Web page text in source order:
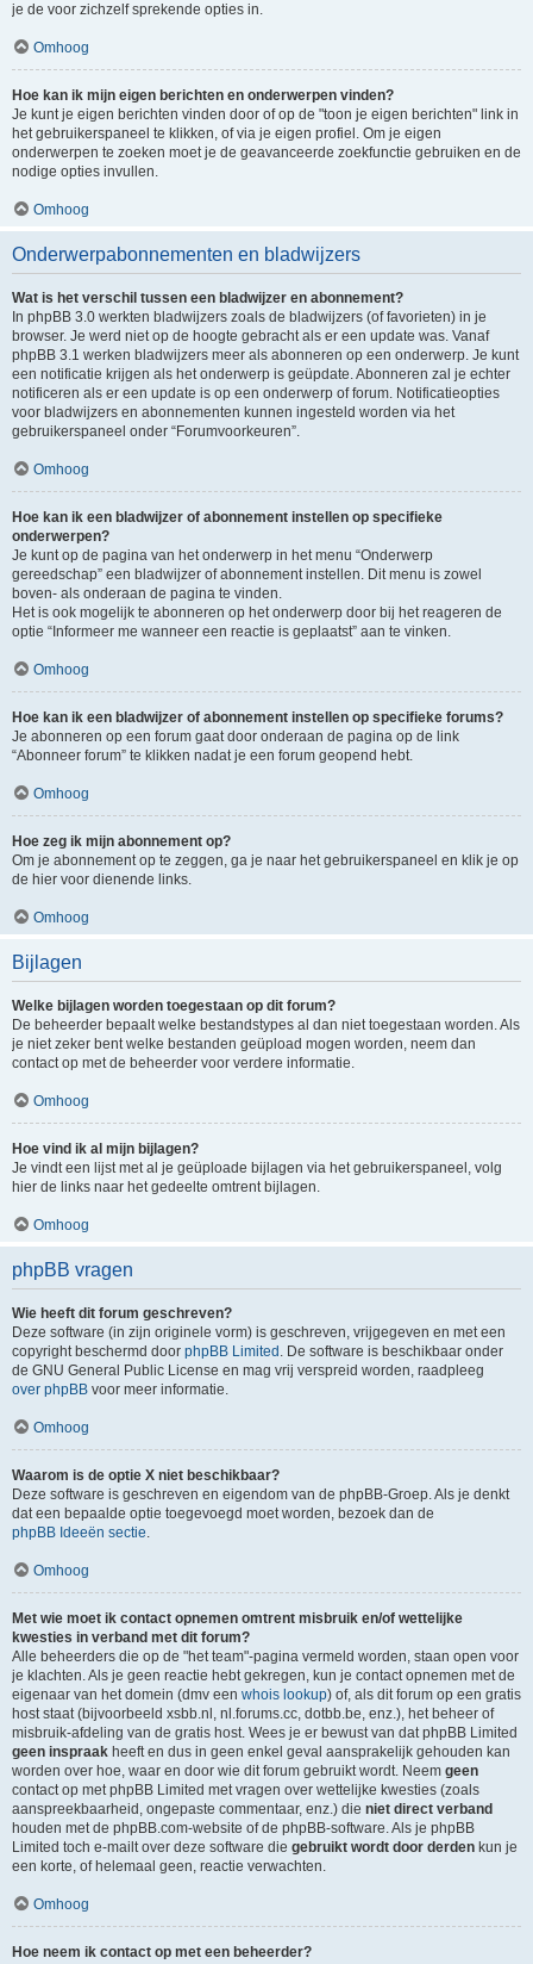
je de voor zichzelf sprekende opties in.
Omhoog
Hoe kan ik mijn eigen berichten en onderwerpen vinden?
Je kunt je eigen berichten vinden door of op de "toon je eigen berichten" link in
het gebruikerspaneel te klikken, of via je eigen profiel. Om je eigen
onderwerpen te zoeken moet je de geavanceerde zoekfunctie gebruiken en de
nodige opties invullen.
Omhoog
Onderwerpabonnementen en bladwijzers
Wat is het verschil tussen een bladwijzer en abonnement?
In phpBB 3.0 werkten bladwijzers zoals de bladwijzers (of favorieten) in je
browser. Je werd niet op de hoogte gebracht als er een update was. Vanaf
phpBB 3.1 werken bladwijzers meer als abonneren op een onderwerp. Je kunt
een notificatie krijgen als het onderwerp is geüpdate. Abonneren zal je echter
notificeren als er een update is op een onderwerp of forum. Notificatieopties
voor bladwijzers en abonnementen kunnen ingesteld worden via het
gebruikerspaneel onder “Forumvoorkeuren”.
Omhoog
Hoe kan ik een bladwijzer of abonnement instellen op specifieke
onderwerpen?
Je kunt op de pagina van het onderwerp in het menu “Onderwerp
gereedschap” een bladwijzer of abonnement instellen. Dit menu is zowel
boven- als onderaan de pagina te vinden.
Het is ook mogelijk te abonneren op het onderwerp door bij het reageren de
optie “Informeer me wanneer een reactie is geplaatst” aan te vinken.
Omhoog
Hoe kan ik een bladwijzer of abonnement instellen op specifieke forums?
Je abonneren op een forum gaat door onderaan de pagina op de link
“Abonneer forum” te klikken nadat je een forum geopend hebt.
Omhoog
Hoe zeg ik mijn abonnement op?
Om je abonnement op te zeggen, ga je naar het gebruikerspaneel en klik je op
de hier voor dienende links.
Omhoog
Bijlagen
Welke bijlagen worden toegestaan op dit forum?
De beheerder bepaalt welke bestandstypes al dan niet toegestaan worden. Als
je niet zeker bent welke bestanden geüpload mogen worden, neem dan
contact op met de beheerder voor verdere informatie.
Omhoog
Hoe vind ik al mijn bijlagen?
Je vindt een lijst met al je geüploade bijlagen via het gebruikerspaneel, volg
hier de links naar het gedeelte omtrent bijlagen.
Omhoog
phpBB vragen
Wie heeft dit forum geschreven?
Deze software (in zijn originele vorm) is geschreven, vrijgegeven en met een
copyright beschermd door phpBB Limited . De software is beschikbaar onder
de GNU General Public License en mag vrij verspreid worden, raadpleeg
over phpBB voor meer informatie.
Omhoog
Waarom is de optie X niet beschikbaar?
Deze software is geschreven en eigendom van de phpBB-Groep. Als je denkt
dat een bepaalde optie toegevoegd moet worden, bezoek dan de
phpBB Ideeën sectie.
Omhoog
Met wie moet ik contact opnemen omtrent misbruik en/of wettelijke
kwesties in verband met dit forum?
Alle beheerders die op de "het team"-pagina vermeld worden, staan open voor
je klachten. Als je geen reactie hebt gekregen, kun je contact opnemen met de
eigenaar van het domein (dmv een whois lookup) of, als dit forum op een gratis
host staat (bijvoorbeeld xsbb.nl, nl.forums.cc, dotbb.be, enz.), het beheer of
misbruik-afdeling van de gratis host. Wees je er bewust van dat phpBB Limited
geen inspraak heeft en dus in geen enkel geval aansprakelijk gehouden kan
worden over hoe, waar en door wie dit forum gebruikt wordt. Neem geen
contact op met phpBB Limited met vragen over wettelijke kwesties (zoals
aanspreekbaarheid, ongepaste commentaar, enz.) die niet direct verband
houden met de phpBB.com-website of de phpBB-software. Als je phpBB
Limited toch e-mailt over deze software die gebruikt wordt door derden kun je
een korte, of helemaal geen, reactie verwachten.
Omhoog
Hoe neem ik contact op met een beheerder?